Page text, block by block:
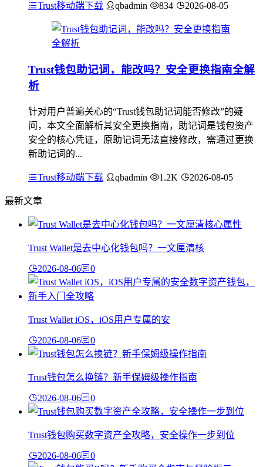
Trust移动端下载 qbadmin 834 2026-08-05
Trust钱包助记词，能改吗？安全更换指南全解
析
针对用户普遍关心的“Trust钱包助记词能否修改”的疑
问，本文全面解析其安全更换指南，助记词是钱包资产
安全的核心凭证，原助记词无法直接修改，需通过更换
新助记词的...
Trust移动端下载 qbadmin 1.2K 2026-08-05
最新文章
Trust Wallet是去中心化钱包吗？一文厘清核
2026-08-06 0
Trust Wallet iOS，iOS用户专属的安
2026-08-06 0
Trust钱包怎么换链？新手保姆级操作指南
2026-08-06 0
Trust钱包购买数字资产全攻略，安全操作一步到位
2026-08-06 0